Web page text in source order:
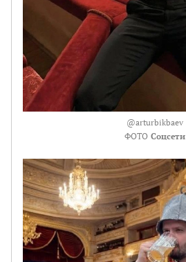
@arturbikbaev
ФОТО Соцсети